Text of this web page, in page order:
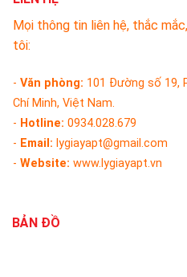
Mọi thông tin liên hệ, thắc
tôi:
- Văn phòng: 101 Đường số 19,
Chí Minh, Việt Nam.
- Hotline: 0934.028.679
- Email: lygiayapt@gmail.com
- Website: www.lygiayapt.vn
BẢN ĐỒ